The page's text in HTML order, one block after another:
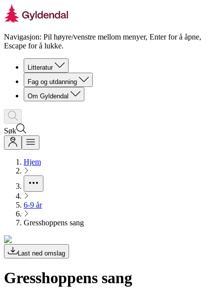
Navigasjon: Pil høyre/venstre mellom menyer, Enter for å åpne,
Escape for å lukke.
Litteratur
Fag og utdanning
Om Gyldendal
Søk
Hjem
6-9 år
Gresshoppens sang
Last ned omslag
Gresshoppens sang